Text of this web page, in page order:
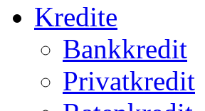
Kredite
Bankkredit
Privatkredit